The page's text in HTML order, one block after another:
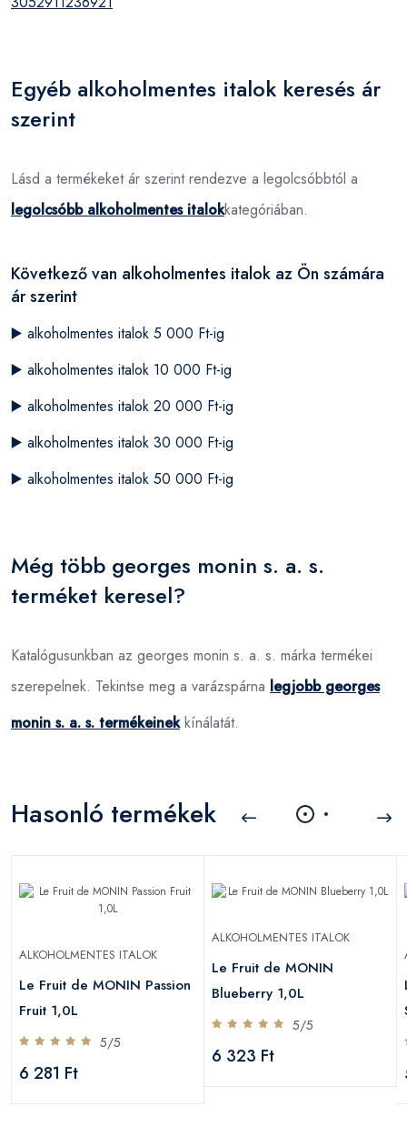
Egyéb alkoholmentes italok keresés ár
szerint
Lásd a termékeket ár szerint rendezve a legolcsóbbtól a
legolcsóbb alkoholmentes italokkategóriában.
Következő van alkoholmentes italok az Ön számára
ár szerint
▶️ alkoholmentes italok 5 000 Ft-ig
▶️ alkoholmentes italok 10 000 Ft-ig
▶️ alkoholmentes italok 20 000 Ft-ig
▶️ alkoholmentes italok 30 000 Ft-ig
▶️ alkoholmentes italok 50 000 Ft-ig
Még több georges monin s. a. s.
terméket keresel?
Katalógusunkban az georges monin s. a. s. márka termékei
szerepelnek. Tekintse meg a varázspárna legjobb georges
monin s. a. s. termékeinekkínálatát.
Hasonló termékek
ALKOHOLMENTES ITALOK
Le Fruit de MONIN Passion
Fruit 1,0L
5/5
6 281 Ft
ALKOHOLMENTES ITALOK
Le Fruit de MONIN
Blueberry 1,0L
5/5
6 323 Ft